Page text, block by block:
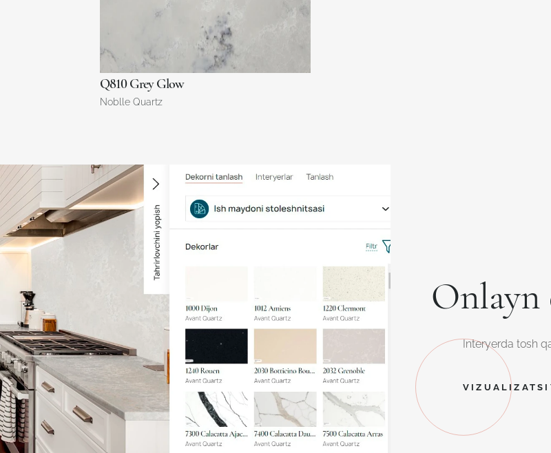
Q810 Grey Glow
Noblle Quartz
Onlayn
Interyerda tosh